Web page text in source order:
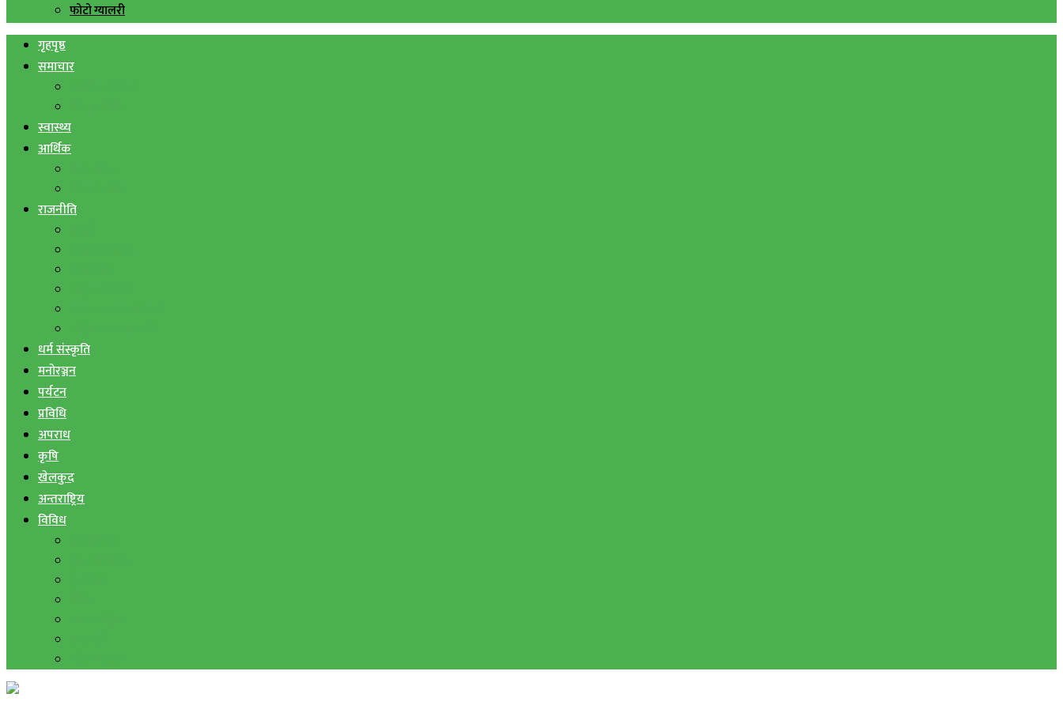
फोटो ग्यालरी
गृहपृष्ठ
समाचार
स्वास्थ्य
आर्थिक
राजनीति
धर्म संस्कृति
मनोरञ्जन
पर्यटन
प्रविधि
अपराध
कृषि
खेलकुद
अन्तराष्ट्रिय
विविध